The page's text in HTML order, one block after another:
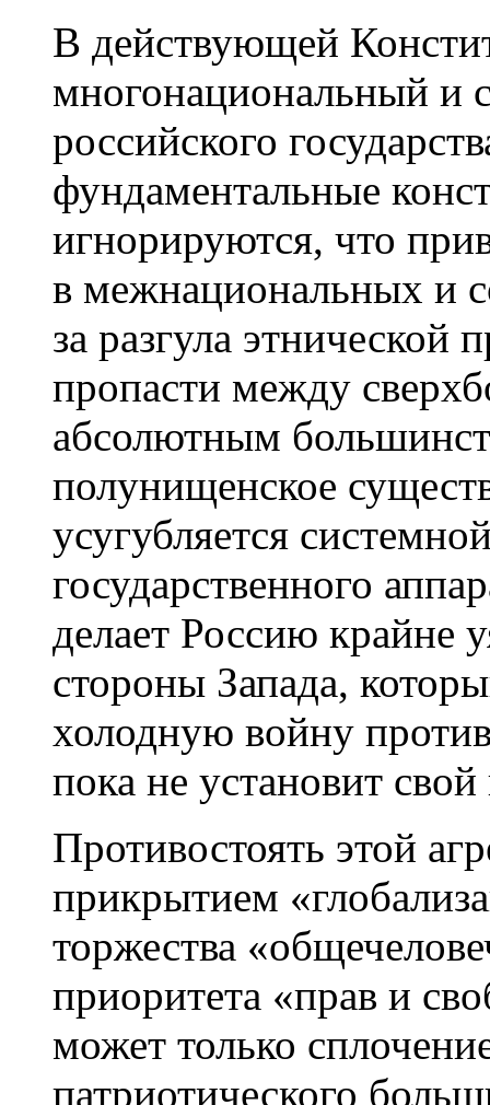
В действующей
многонациональный и
российского
фундаментальные
игнорируются, что
в межнациональных и
за разгула этнической
пропасти между
абсолютным
полунищенское
усугубляется
государственного
делает Россию крайне
стороны Запада,
холодную войну
пока не установит
Противостоять этой
прикрытием
торжества
приоритета «прав и
может только
патриотического